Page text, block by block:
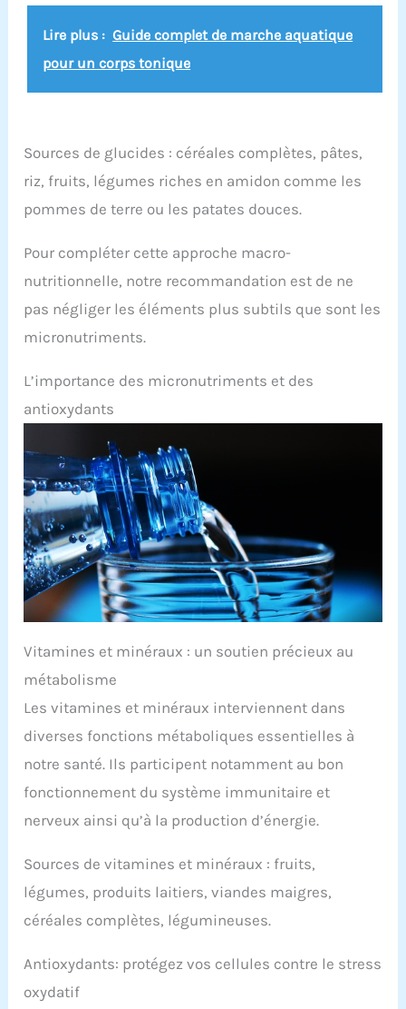
Lire plus : Guide complet de marche aquatique
pour un corps tonique
Sources de glucides : céréales complètes, pâtes,
riz, fruits, légumes riches en amidon comme les
pommes de terre ou les patates douces.
Pour compléter cette approche macro-
nutritionnelle, notre recommandation est de ne
pas négliger les éléments plus subtils que sont les
micronutriments.
L’importance des micronutriments et des
antioxydants
Vitamines et minéraux : un soutien précieux au
métabolisme
Les vitamines et minéraux interviennent dans
diverses fonctions métaboliques essentielles à
notre santé. Ils participent notamment au bon
fonctionnement du système immunitaire et
nerveux ainsi qu’à la production d’énergie.
Sources de vitamines et minéraux : fruits,
légumes, produits laitiers, viandes maigres,
céréales complètes, légumineuses.
Antioxydants: protégez vos cellules contre le stress
oxydatif